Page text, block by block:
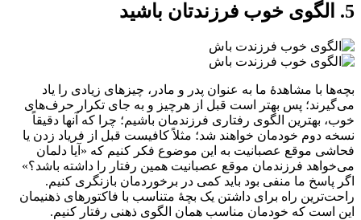
5. الگوی خوب فرزندتان باشید
بچه‌ها با مشاهدۀ ما به عنوان پدر و مادر، چیزهای زیادی را یاد
می‌گیرند؛ پس بهتر است قبل از هرچیز و به جای تکرار حرف‌های
خوب، بهترین الگوی رفتاری فرزندمان باشیم؛ چرا که آنها دقیقاً
نسخه دوم خودمان خواهند شد؛ مثلاً کافیست قبل از فریاد زدن یا
فحاشی موقع عصبانیت به این موضوع فکر کنیم که «آیا دلمان
می‌خواهد فرزندمان موقع عصبانیت همین رفتار را داشته باشد؟»
اگر پاسخ ما منفی بود باید کمی در برخوردمان بازنگری کنیم.
راحت‌ترین راه برای داشتن یک بچۀ متناسب با فاکتورهای ذهنی‎مان
این است که خودمان مناسب همان الگوی ذهنی رفتار کنیم.